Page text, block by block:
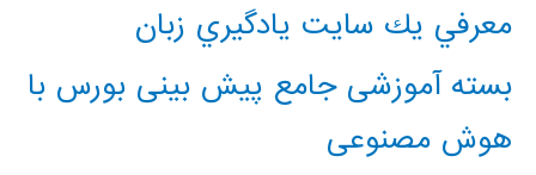
معرفي يك سايت يادگيري زبان
بسته آموزشی جامع پیش بینی بورس با
هوش مصنوعی